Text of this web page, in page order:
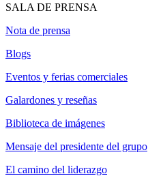
SALA DE PRENSA
Nota de prensa
Blogs
Eventos y ferias comerciales
Galardones y reseñas
Biblioteca de imágenes
Mensaje del presidente del grupo
El camino del liderazgo